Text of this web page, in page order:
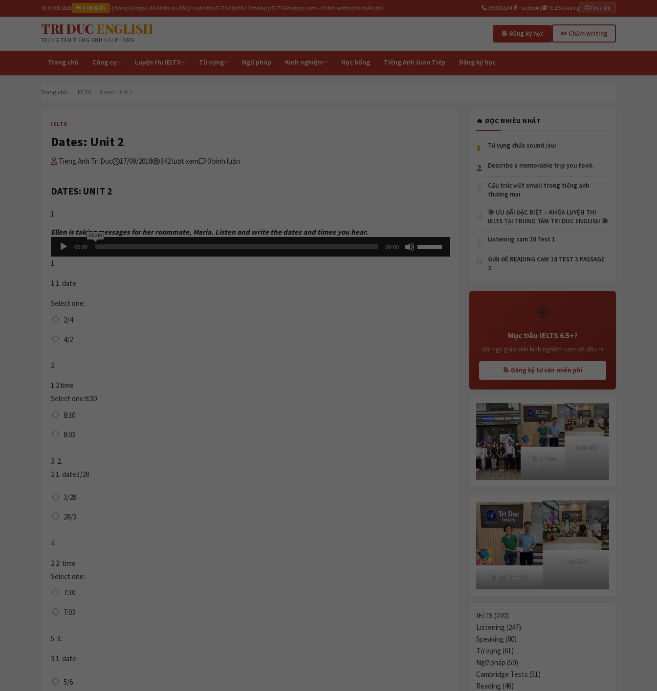
T6, 07/08/2026 📢 TIN MỚI
lớp IELTS 6.5 tháng 4/2026 | Đăng ký ngay để nhận ưu đãi | Luyện thi IELTS cấp tốc 3 tháng | IELTSGrading.com - Chấm writing AI miễn phí 0963082184| Facebook| IELTSGrading Tìm kiếm
TRI DUC ENGLISH
TRUNG TÂM TIẾNG ANH HẢI PHÒNG
📝 Đăng ký học ✏️ Chấm writing
Trang chủ Công cụ Luyện thi IELTS Từ vựng Ngữ pháp Kinh nghiệm Học bổng Tiếng Anh Giao Tiếp Đăng ký học
Trang chủ IELTS Dates: Unit 2
IELTS
Dates: Unit 2
Tieng Anh Tri Duc 17/09/2018 342 lượt xem 0 bình luận
DATES: UNIT 2
1.
Ellen is taking messages for her roommate, Maria. Listen and write the dates and times you hear.
Audio
Player
00:00
00:00
00:00
Use
Up/Down
1.
1.1. date
Select one:
2/4
4/2
2.
1.2.time
Select one:8:30
8:30
8:03
3. 2.
2.1. date3/28
3/28
28/3
4.
2.2. time
Select one:
7:30
7:03
5. 3.
3.1. date
5/6
🔥 ĐỌC NHIỀU NHẤT
1 Từ vựng chứa sound /aʊ/.
2 Describe a memorable trip you took.
Cấu trúc viết email trong tiếng anh
thương mại
🎯 ƯU ĐÃI ĐẶC BIỆT – KHÓA LUYỆN THI
IELTS TẠI TRUNG TÂM TRI DUC ENGLISH 🎯
Listening cam 20 Test 1
GIẢI ĐỀ READING CAM 18 TEST 3 PASSAGE
2
🎯
Mục tiêu IELTS 6.5+?
Đội ngũ giáo viên kinh nghiệm cam kết đầu ra
📝 Đăng ký tư vấn miễn phí
Thuy Tien
7.0
Lop A63
Thuy Tien 7.0
Lop A63
IELTS (270)
Listening (247)
Speaking (80)
Từ vựng (61)
Ngữ pháp (59)
Cambridge Tests (51)
Reading (46)